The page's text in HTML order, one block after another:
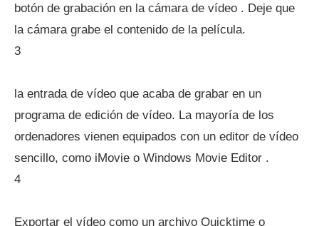
botón de grabación en la cámara de vídeo . Deje que
la cámara grabe el contenido de la película.
3
la entrada de vídeo que acaba de grabar en un
programa de edición de vídeo. La mayoría de los
ordenadores vienen equipados con un editor de vídeo
sencillo, como iMovie o Windows Movie Editor .
4
Exportar el vídeo como un archivo Quicktime o